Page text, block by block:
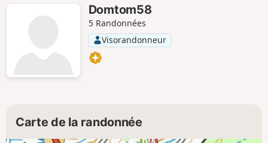
Domtom58
5 Randonnées
Visorandonneur
Carte de la randonnée